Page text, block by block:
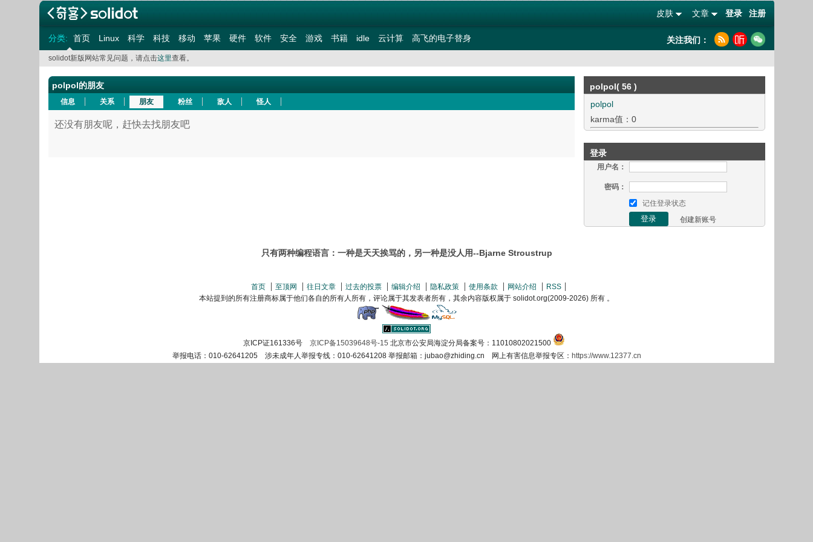
登录 注册
文章
皮肤
分类: 首页 Linux 科学 科技 移动 苹果 硬件 软件 安全 游戏 书籍 idle 云计算 高飞的电子替身 关注我们：
solidot新版网站常见问题，请点击这里查看。
polpol( 56 )
polpol
karma值：0
登录
用户名：
密码：
记住登录状态
创建新账号
polpol的朋友
信息 关系 朋友 粉丝 敌人 怪人
还没有朋友呢，赶快去找朋友吧
只有两种编程语言：一种是天天挨骂的，另一种是没人用--Bjarne Stroustrup
首页 至顶网 往日文章 过去的投票 编辑介绍 隐私政策 使用条款 网站介绍
RSS
本站提到的所有注册商标属于他们各自的所有人所有，评论属于其发表者所有，其余内容版权属于 solidot.org(2009-2026) 所有 。
京ICP证161336号 京ICP备15039648号-15 北京市公安局海淀分局备案号：11010802021500
举报电话：010-62641205 涉未成年人举报专线：010-62641208 举报邮箱：jubao@zhiding.cn 网上有害信息举报专区： https://www.12377.cn